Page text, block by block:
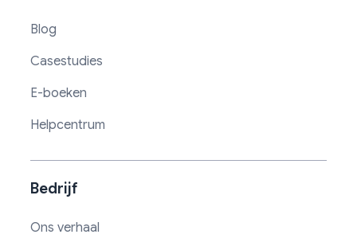
Blog
Casestudies
E-boeken
Helpcentrum
Bedrijf
Ons verhaal